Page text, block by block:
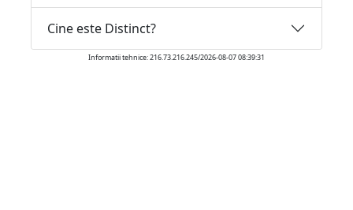
Cine este Distinct?
Informatii tehnice: 216.73.216.245/2026-08-07 08:39:31